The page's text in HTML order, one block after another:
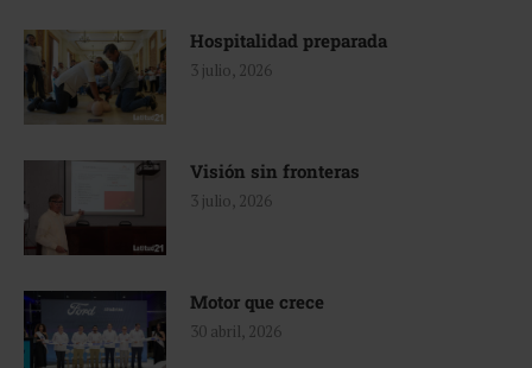
Hospitalidad preparada
3 julio, 2026
Visión sin fronteras
3 julio, 2026
Motor que crece
30 abril, 2026